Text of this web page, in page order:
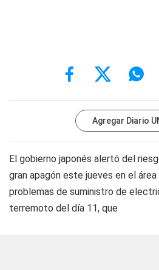
Agregar Diario
El gobierno japonés alertó del
gran apagón este jueves en el
problemas de suministro de
terremoto del día 11, que